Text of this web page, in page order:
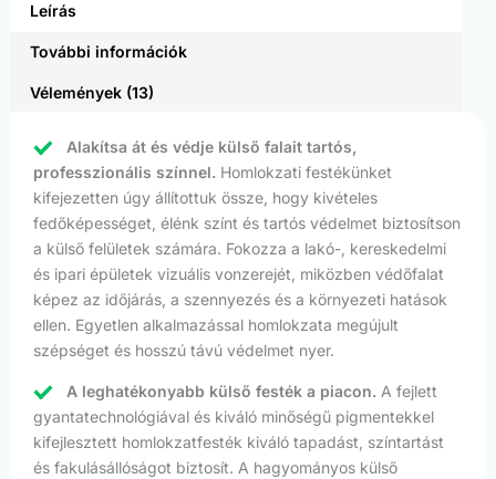
Leírás
További információk
Vélemények (13)
Alakítsa át és védje külső falait tartós,
professzionális színnel. Homlokzati festékünket
kifejezetten úgy állítottuk össze, hogy kivételes
fedőképességet, élénk színt és tartós védelmet biztosítson
a külső felületek számára. Fokozza a lakó-, kereskedelmi
és ipari épületek vizuális vonzerejét, miközben védőfalat
képez az időjárás, a szennyezés és a környezeti hatások
ellen. Egyetlen alkalmazással homlokzata megújult
szépséget és hosszú távú védelmet nyer.
A leghatékonyabb külső festék a piacon. A fejlett
gyantatechnológiával és kiváló minőségű pigmentekkel
kifejlesztett homlokzatfesték kiváló tapadást, színtartást
és fakulásállóságot biztosít. A hagyományos külső